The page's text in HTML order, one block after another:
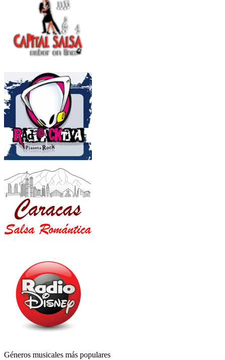
Géneros musicales más populares